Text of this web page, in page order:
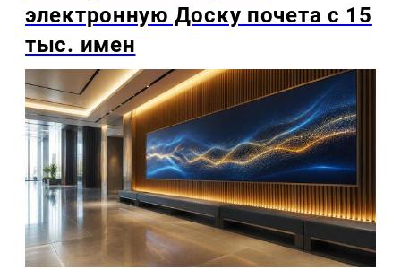
электронную Доску почета с 15
тыс. имен